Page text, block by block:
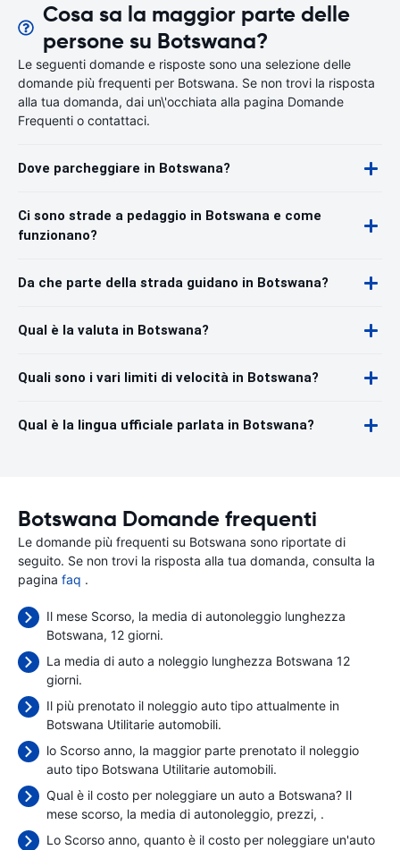
Cosa sa la maggior parte delle
persone su Botswana?
Le seguenti domande e risposte sono una selezione delle
domande più frequenti per Botswana. Se non trovi la risposta
alla tua domanda, dai un\'occhiata alla pagina Domande
Frequenti o contattaci.
Dove parcheggiare in Botswana?
Ci sono strade a pedaggio in Botswana e come
funzionano?
Da che parte della strada guidano in Botswana?
Qual è la valuta in Botswana?
Quali sono i vari limiti di velocità in Botswana?
Qual è la lingua ufficiale parlata in Botswana?
Botswana Domande frequenti
Le domande più frequenti su Botswana sono riportate di
seguito. Se non trovi la risposta alla tua domanda, consulta la
pagina faq .
Il mese Scorso, la media di autonoleggio lunghezza
Botswana, 12 giorni.
La media di auto a noleggio lunghezza Botswana 12
giorni.
Il più prenotato il noleggio auto tipo attualmente in
Botswana Utilitarie automobili.
lo Scorso anno, la maggior parte prenotato il noleggio
auto tipo Botswana Utilitarie automobili.
Qual è il costo per noleggiare un auto a Botswana? Il
mese scorso, la media di autonoleggio, prezzi, .
Lo Scorso anno, quanto è il costo per noleggiare un'auto